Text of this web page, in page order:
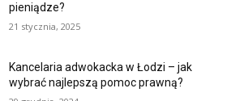
pieniądze?
21 stycznia, 2025
Kancelaria adwokacka w Łodzi – jak
wybrać najlepszą pomoc prawną?